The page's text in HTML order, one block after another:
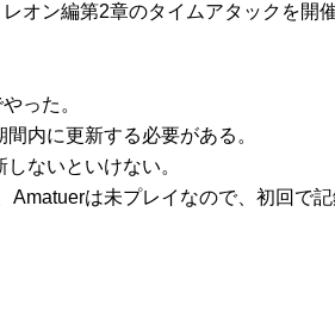
オン編第2章のタイムアタックを開
った。
内に更新する必要がある。
ないといけない。
Amatuerは未プレイなので、初回で